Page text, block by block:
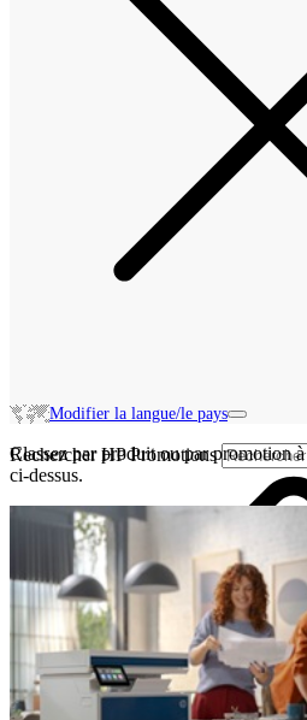
Modifier la langue/le pays
Rechercher HP Promotions
Classez par produit ou par promotion
ci-dessus.